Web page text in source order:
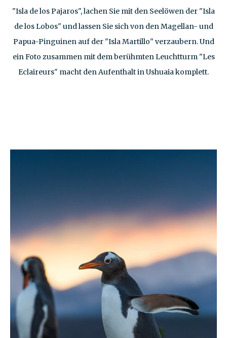
"Isla de los Pajaros", lachen Sie mit den Seelöwen der "Isla
de los Lobos" und lassen Sie sich von den Magellan- und
Papua-Pinguinen auf der "Isla Martillo" verzaubern. Und
ein Foto zusammen mit dem berühmten Leuchtturm "Les
Eclaireurs" macht den Aufenthalt in Ushuaia komplett.